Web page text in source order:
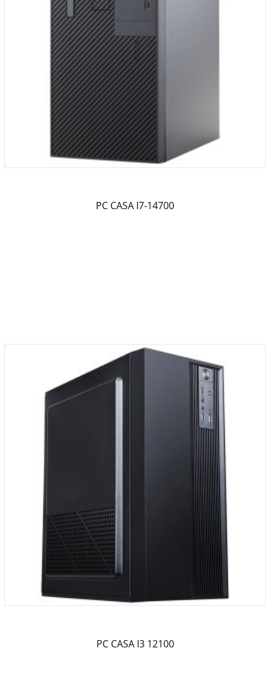
PC CASA I7-14700
PC CASA I3 12100